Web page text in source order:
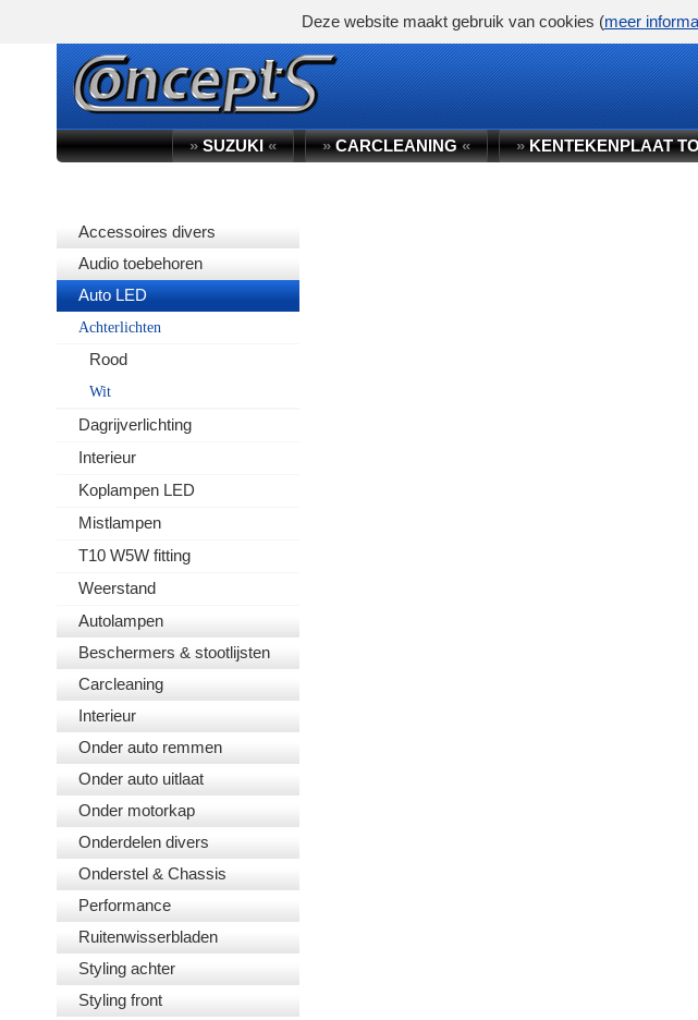
»SUZUKI« »CARCLEANING« »KENTEKENPLAAT
Accessoires divers
Audio toebehoren
Auto LED
Achterlichten
Rood
Wit
Dagrijverlichting
Interieur
Koplampen LED
Mistlampen
T10 W5W fitting
Weerstand
Autolampen
Beschermers & stootlijsten
Carcleaning
Interieur
Onder auto remmen
Onder auto uitlaat
Onder motorkap
Onderdelen divers
Onderstel & Chassis
Performance
Ruitenwisserbladen
Styling achter
Styling front
Deze website maakt gebruik van cookies (meer